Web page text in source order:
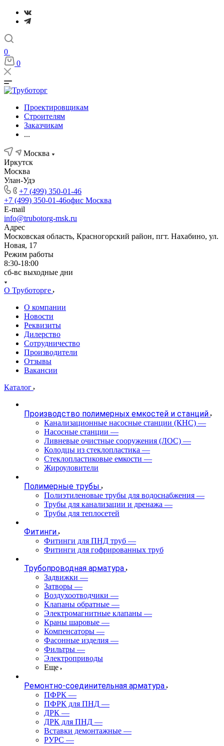
0
0
Проектировщикам
Строителям
Заказчикам
...
Москва
Иркутск
Москва
Улан-Удэ
+7 (499) 350-01-46
+7 (499) 350-01-46офис Москва
E-mail
info@trubotorg-msk.ru
Адрес
Московская область, Красногорский район, пгт. Нахабино, ул.
Новая, 17
Режим работы
8:30-18:00
сб-вс выходные дни
О Труботорге
О компании
Новости
Реквизиты
Дилерство
Сотрудничество
Производители
Отзывы
Вакансии
Каталог
Производство полимерных емкостей и станций
Канализационные насосные станции (КНС) —
Насосные станции —
Ливневые очистные сооружения (ЛОС) —
Колодцы из стеклопластика —
Стеклопластиковые емкости —
Жироуловители
Полимерные трубы
Полиэтиленовые трубы для водоснабжения —
Трубы для канализации и дренажа —
Трубы для теплосетей
Фитинги
Фитинги для ПНД труб —
Фитинги для гофрированных труб
Трубопроводная арматура
Задвижки —
Затворы —
Воздухоотводчики —
Клапаны обратные —
Электромагнитные клапаны —
Краны шаровые —
Компенсаторы —
Фасонные изделия —
Фильтры —
Электроприводы
Еще
Ремонтно-соединительная арматура
ПФРК —
ПФРК для ПНД —
ДРК —
ДРК для ПНД —
Вставки демонтажные —
РУРС —